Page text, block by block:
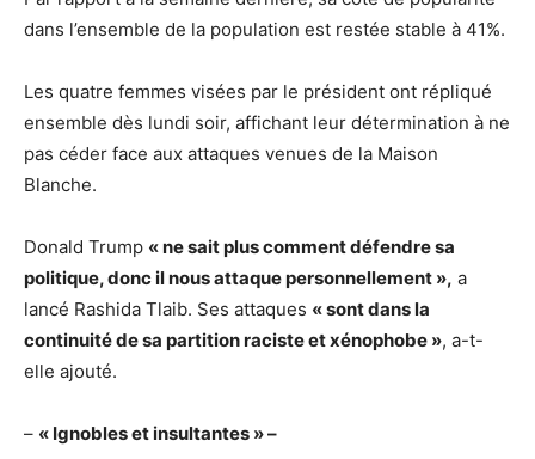
dans l’ensemble de la population est restée stable à 41%.
Les quatre femmes visées par le président ont répliqué
ensemble dès lundi soir, affichant leur détermination à ne
pas céder face aux attaques venues de la Maison
Blanche.
Donald Trump « ne sait plus comment défendre sa
politique, donc il nous attaque personnellement », a
lancé Rashida Tlaib. Ses attaques « sont dans la
continuité de sa partition raciste et xénophobe », a-t-
elle ajouté.
– « Ignobles et insultantes » –